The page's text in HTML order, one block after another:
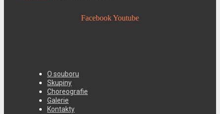
FacebookYoutube
O souboru
Skupiny
Choreografie
Galerie
Kontakty